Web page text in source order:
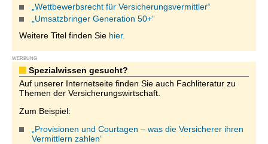
„Wettbewerbsrecht für Versicherungsvermittler“
„Umsatzbringer Generation 50+“
Weitere Titel finden Sie hier.
WERBUNG
Spezialwissen gesucht?
Auf unserer Internetseite finden Sie auch Fachliteratur zu
Themen der Versicherungswirtschaft.
Zum Beispiel:
„Provisionen und Courtagen – was die Versicherer ihren
Vermittlern zahlen“